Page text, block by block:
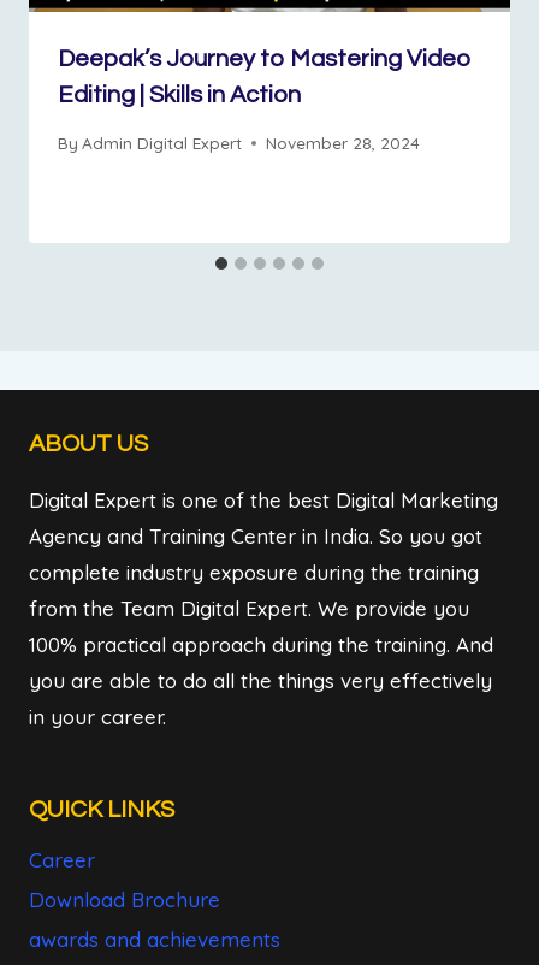
Deepak’s Journey to Mastering Video
Editing | Skills in Action
By Admin Digital Expert November 28, 2024
ABOUT US
Digital Expert is one of the best Digital Marketing
Agency and Training Center in India. So you got
complete industry exposure during the training
from the Team Digital Expert. We provide you
100% practical approach during the training. And
you are able to do all the things very effectively
in your career.
QUICK LINKS
Career
Download Brochure
awards and achievements